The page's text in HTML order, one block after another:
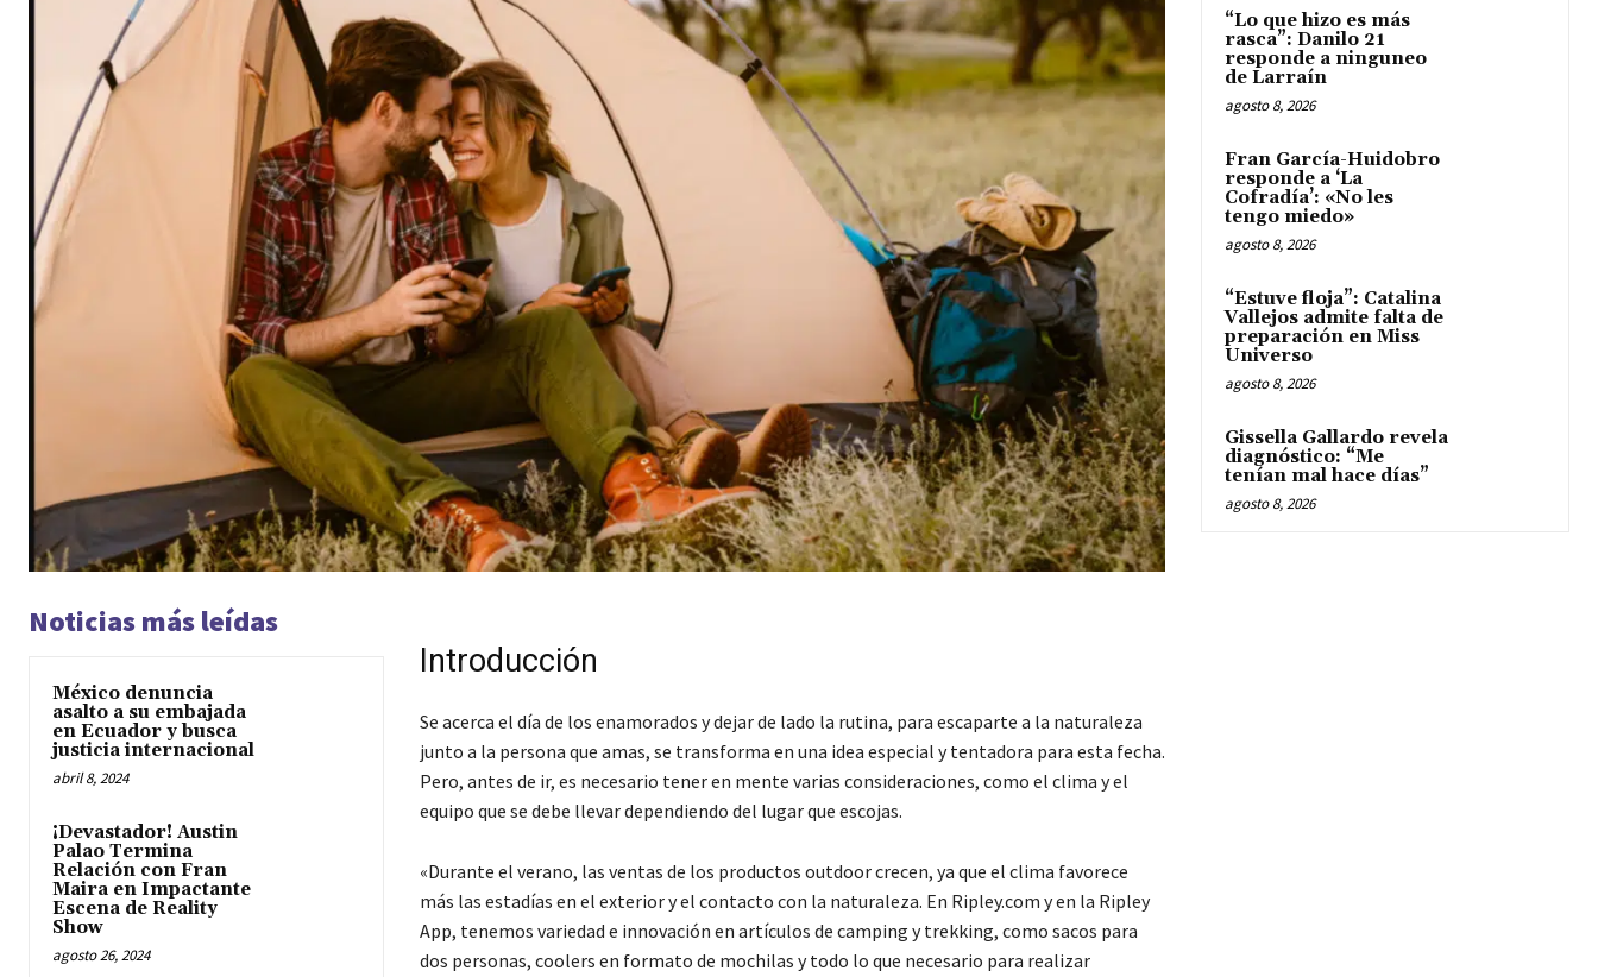
Noticias más leídas
México denuncia
asalto a su embajada
en Ecuador y busca
justicia internacional
abril 8, 2024
¡Devastador! Austin
Palao Termina
Relación con Fran
Maira en Impactante
Escena de Reality
Show
agosto 26, 2024
Introducción
Se acerca el día de los enamorados y dejar de lado la rutina, para escaparte a la naturaleza
junto a la persona que amas, se transforma en una idea especial y tentadora para esta fecha.
Pero, antes de ir, es necesario tener en mente varias consideraciones, como el clima y el
equipo que se debe llevar dependiendo del lugar que escojas.
«Durante el verano, las ventas de los productos outdoor crecen, ya que el clima favorece
más las estadías en el exterior y el contacto con la naturaleza. En Ripley.com y en la Ripley
App, tenemos variedad e innovación en artículos de camping y trekking, como sacos para
dos personas, coolers en formato de mochilas y todo lo que necesario para realizar
“Lo que hizo es más
rasca”: Danilo 21
responde a ninguneo
de Larraín
agosto 8, 2026
Fran García-Huidobro
responde a ‘La
Cofradía’: «No les
tengo miedo»
agosto 8, 2026
“Estuve floja”: Catalina
Vallejos admite falta de
preparación en Miss
Universo
agosto 8, 2026
Gissella Gallardo revela
diagnóstico: “Me
tenían mal hace días”
agosto 8, 2026